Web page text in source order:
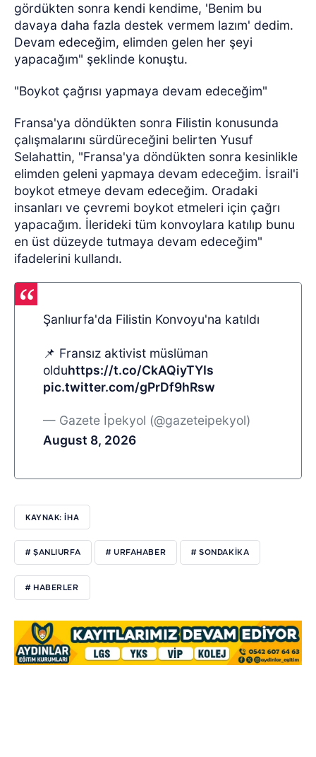
gördükten sonra kendi kendime, 'Benim bu
davaya daha fazla destek vermem lazım' dedim.
Devam edeceğim, elimden gelen her şeyi
yapacağım" şeklinde konuştu.
"Boykot çağrısı yapmaya devam edeceğim"
Fransa'ya döndükten sonra Filistin konusunda
çalışmalarını sürdüreceğini belirten Yusuf
Selahattin, "Fransa'ya döndükten sonra kesinlikle
elimden geleni yapmaya devam edeceğim. İsrail'i
boykot etmeye devam edeceğim. Oradaki
insanları ve çevremi boykot etmeleri için çağrı
yapacağım. İlerideki tüm konvoylara katılıp bunu
en üst düzeyde tutmaya devam edeceğim"
ifadelerini kullandı.
Şanlıurfa'da Filistin Konvoyu'na katıldı
📌 Fransız aktivist müslüman
olduhttps://t.co/CkAQiyTYIs
pic.twitter.com/gPrDf9hRsw
— Gazete İpekyol (@gazeteipekyol)
August 8, 2026
KAYNAK: İHA
# ŞANLIURFA # URFAHABER # SONDAKIKA
# HABERLER